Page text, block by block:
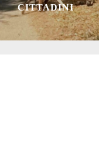
CITTADINI